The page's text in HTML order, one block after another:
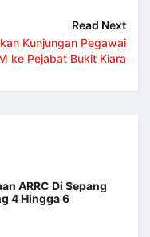
Read Next
Kunjungan Pegawai
ke Pejabat Bukit Kiara
ARRC Di Sepang
4 Hingga 6